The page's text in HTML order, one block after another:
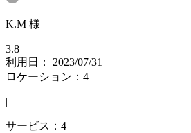
K.M 様
3.8
利用日： 2023/07/31
ロケーション：4
|
サービス：4